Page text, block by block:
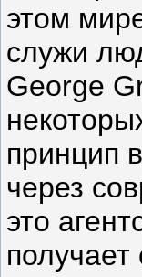
этом
служи
George
принцип
через
это